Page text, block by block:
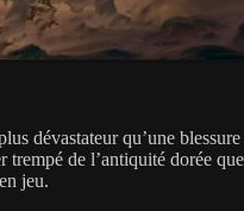
dévastateur qu’une blessure
trempé de l’antiquité dorée que
jeu.